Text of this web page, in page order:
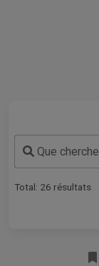
Que
Total: 26 résultats